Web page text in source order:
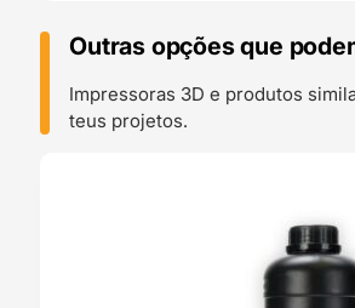
Outras opções que
Impressoras 3D e produtos
teus projetos.